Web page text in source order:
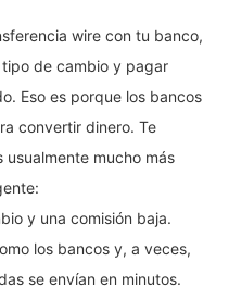
wire con tu banco,
de cambio y pagar
Eso es porque los bancos
convertir dinero. Te
usualmente mucho más
y una comisión baja.
los bancos y, a veces,
se envían en minutos.